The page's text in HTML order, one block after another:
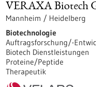
VERAXA Biotech
Mannheim / Heidelberg
Biotechnologie
Auftragsforschung/-
Biotech Dienstleistungen
Proteine/Peptide
Therapeutik